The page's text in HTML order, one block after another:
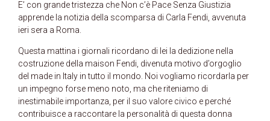
E’ con grande tristezza che Non c’è Pace Senza Giustizia
apprende la notizia della scomparsa di Carla Fendi, avvenuta
ieri sera a Roma.
Questa mattina i giornali ricordano di lei la dedizione nella
costruzione della maison Fendi, divenuta motivo d’orgoglio
del made in Italy in tutto il mondo. Noi vogliamo ricordarla per
un impegno forse meno noto, ma che riteniamo di
inestimabile importanza, per il suo valore civico e perché
contribuisce a raccontare la personalità di questa donna